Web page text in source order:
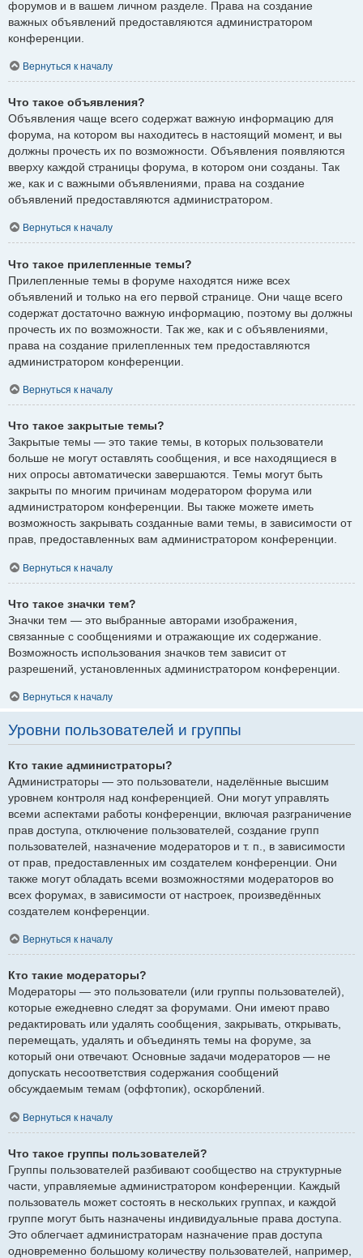
форумов и в вашем личном разделе. Права на создание
важных объявлений предоставляются администратором
конференции.
Вернуться к началу
Что такое объявления?
Объявления чаще всего содержат важную информацию для
форума, на котором вы находитесь в настоящий момент, и вы
должны прочесть их по возможности. Объявления появляются
вверху каждой страницы форума, в котором они созданы. Так
же, как и с важными объявлениями, права на создание
объявлений предоставляются администратором.
Вернуться к началу
Что такое прилепленные темы?
Прилепленные темы в форуме находятся ниже всех
объявлений и только на его первой странице. Они чаще всего
содержат достаточно важную информацию, поэтому вы должны
прочесть их по возможности. Так же, как и с объявлениями,
права на создание прилепленных тем предоставляются
администратором конференции.
Вернуться к началу
Что такое закрытые темы?
Закрытые темы — это такие темы, в которых пользователи
больше не могут оставлять сообщения, и все находящиеся в
них опросы автоматически завершаются. Темы могут быть
закрыты по многим причинам модератором форума или
администратором конференции. Вы также можете иметь
возможность закрывать созданные вами темы, в зависимости от
прав, предоставленных вам администратором конференции.
Вернуться к началу
Что такое значки тем?
Значки тем — это выбранные авторами изображения,
связанные с сообщениями и отражающие их содержание.
Возможность использования значков тем зависит от
разрешений, установленных администратором конференции.
Вернуться к началу
Уровни пользователей и группы
Кто такие администраторы?
Администраторы — это пользователи, наделённые высшим
уровнем контроля над конференцией. Они могут управлять
всеми аспектами работы конференции, включая разграничение
прав доступа, отключение пользователей, создание групп
пользователей, назначение модераторов и т. п., в зависимости
от прав, предоставленных им создателем конференции. Они
также могут обладать всеми возможностями модераторов во
всех форумах, в зависимости от настроек, произведённых
создателем конференции.
Вернуться к началу
Кто такие модераторы?
Модераторы — это пользователи (или группы пользователей),
которые ежедневно следят за форумами. Они имеют право
редактировать или удалять сообщения, закрывать, открывать,
перемещать, удалять и объединять темы на форуме, за
который они отвечают. Основные задачи модераторов — не
допускать несоответствия содержания сообщений
обсуждаемым темам (оффтопик), оскорблений.
Вернуться к началу
Что такое группы пользователей?
Группы пользователей разбивают сообщество на структурные
части, управляемые администратором конференции. Каждый
пользователь может состоять в нескольких группах, и каждой
группе могут быть назначены индивидуальные права доступа.
Это облегчает администраторам назначение прав доступа
одновременно большому количеству пользователей, например,